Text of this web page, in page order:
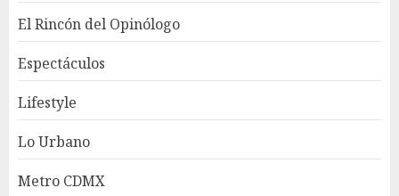
El Rincón del Opinólogo
Espectáculos
Lifestyle
Lo Urbano
Metro CDMX